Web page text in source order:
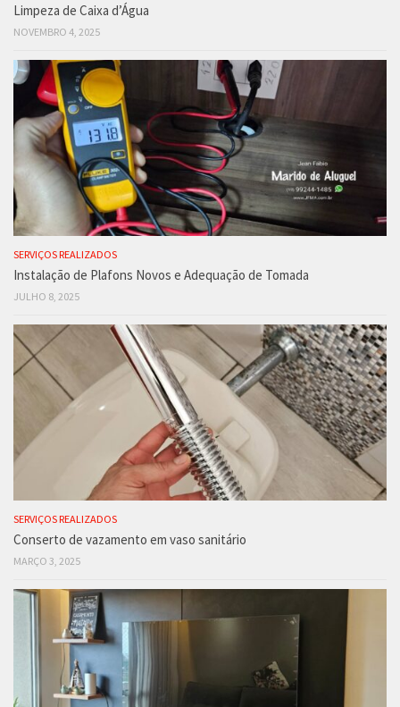
Limpeza de Caixa d’Água
NOVEMBRO 4, 2025
SERVIÇOS REALIZADOS
Instalação de Plafons Novos e Adequação de Tomada
JULHO 8, 2025
SERVIÇOS REALIZADOS
Conserto de vazamento em vaso sanitário
MARÇO 3, 2025